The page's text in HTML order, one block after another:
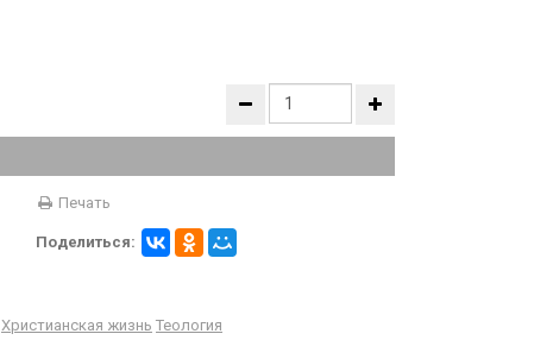
Печать
Поделиться:
Христианская жизнь Теология